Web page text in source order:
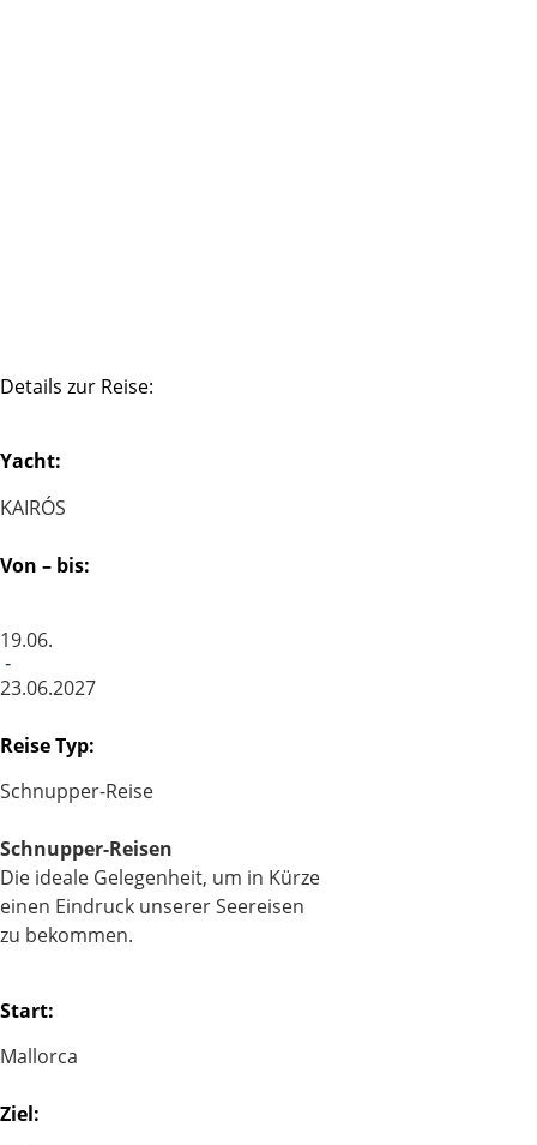
Details zur Reise:
Yacht:
KAIRÓS
Von – bis:
19.06.
-
23.06.2027
Reise Typ:
Schnupper-Reise
Schnupper-Reisen
Die ideale Gelegenheit, um in Kürze
einen Eindruck unserer Seereisen
zu bekommen.
Start:
Mallorca
Ziel: